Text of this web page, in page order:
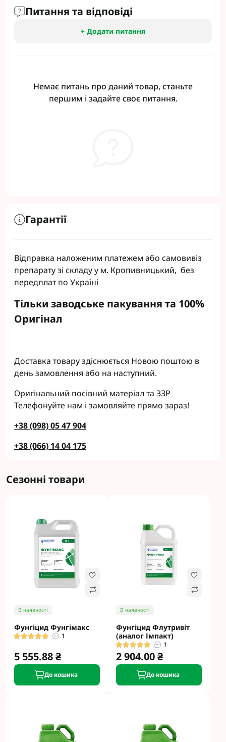
Питання та відповіді
+ Додати питання
Немає питань про даний товар, станьте
першим і задайте своє питання.
Гарантії
Відправка наложеним платежем або самовивіз
препарату зі складу у м. Кропивницький, без
передплат по Україні
Тільки заводське пакування та 100%
Оригінал
Доставка товару здіснюється Новою поштою в
день замовлення або на наступний.
Оригінальний посівний матеріал та ЗЗР
Телефонуйте нам і замовляйте прямо зараз!
+38 (098) 05 47 904
+38 (066) 14 04 175
Сезонні товари
В наявності
Фунгіцид Фунгімакс
1
5 555.88 ₴
До кошика
В наявності
Фунгіцид Флутривіт
(аналог Імпакт)
1
2 904.00 ₴
До кошика